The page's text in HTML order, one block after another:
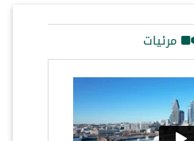
مرئيات